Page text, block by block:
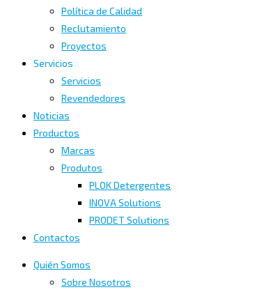
Política de Calidad
Reclutamiento
Proyectos
Servicios
Servicios
Revendedores
Noticias
Productos
Marcas
Produtos
PLOK Detergentes
INOVA Solutions
PRODET Solutions
Contactos
Quién Somos
Sobre Nosotros